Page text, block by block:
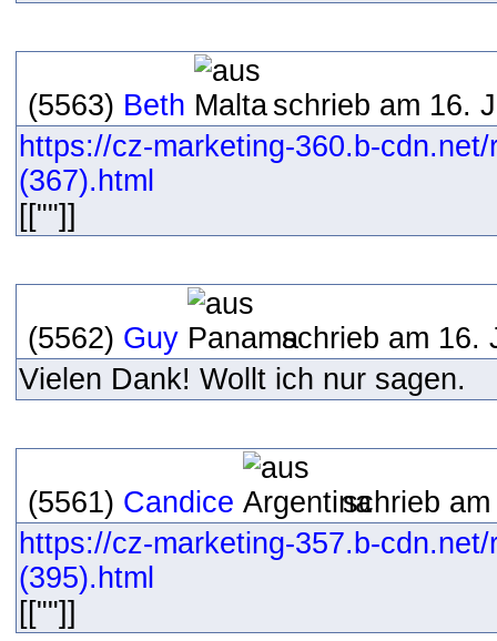
(5563) Beth
schrieb am 16.
https://cz-marketing-360.b-
(367).html
[[""]]
(5562) Guy
schrieb am 16.
Vielen Dank! Wollt ich nur sagen.
(5561) Candice
schrieb
https://cz-marketing-357.b-
(395).html
[[""]]